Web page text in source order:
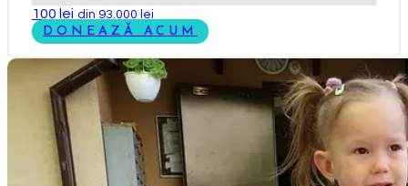
100 lei din 93.000 lei
DONEAZĂ ACUM